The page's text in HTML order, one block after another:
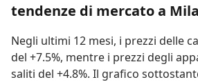
tendenze di mercato a
Negli ultimi 12 mesi, i prezzi delle
del +7.5%, mentre i prezzi degli
saliti del +4.8%. Il grafico